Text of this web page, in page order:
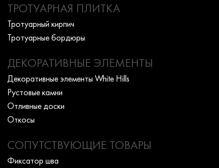
ТРОТУАРНАЯ ПЛИТКА
Тротуарный кирпич
Тротуарные бордюры
ДЕКОРАТИВНЫЕ ЭЛЕМЕНТЫ
Декоративные элементы White Hills
Рустовые камни
Отливные доски
Откосы
СОПУТСТВУЮЩИЕ ТОВАРЫ
Фиксатор шва